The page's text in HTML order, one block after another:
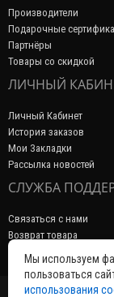
Производители
Подарочные
Партнёры
Товары со скидкой
ЛИЧНЫЙ
Личный Кабинет
История заказов
Мои Закладки
Рассылка новостей
СЛУЖБА
Связаться с нами
Возврат товара
Карта сайта
Мы используем
пользоваться
использования